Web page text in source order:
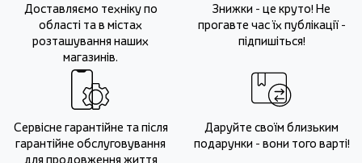
Доставляємо техніку по
області та в містах
розташування наших
магазинів.
Знижки - це круто! Не
прогавте час їх публікації -
підпишіться!
Сервісне гарантійне та після
гарантійне обслуговування
для продовження життя
Даруйте своїм близьким
подарунки - вони того варті!